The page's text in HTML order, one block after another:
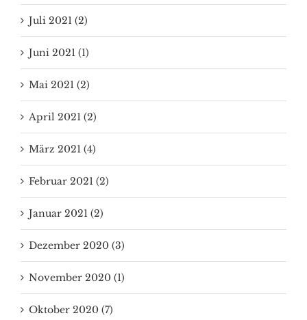
Juli 2021 (2)
Juni 2021 (1)
Mai 2021 (2)
April 2021 (2)
März 2021 (4)
Februar 2021 (2)
Januar 2021 (2)
Dezember 2020 (3)
November 2020 (1)
Oktober 2020 (7)